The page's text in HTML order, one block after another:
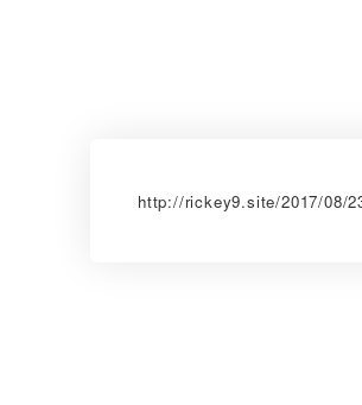
http://rickey9.site/2017/08/